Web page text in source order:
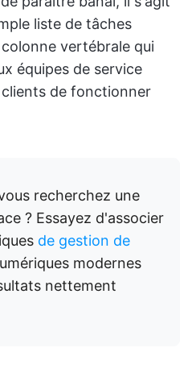
liste de tâches
vertébrale qui
équipes de service
de fonctionner
recherchez une
? Essayez d'associer
de gestion de
modernes
nettement